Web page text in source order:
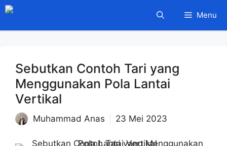
Langsung
isi
Menu
Sebutkan Contoh Tari yang
Menggunakan Pola Lantai
Vertikal
Muhammad Anas 23 Mei 2023